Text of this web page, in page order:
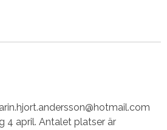
4 april. Antalet platser är